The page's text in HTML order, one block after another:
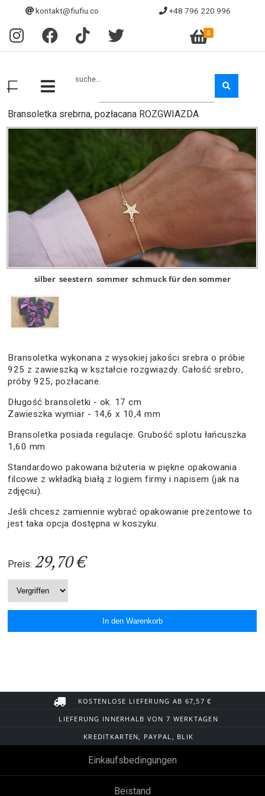
kontakt@fiufiu.co +48 796 220 996
0
suche...
Bransoletka srebrna, pozłacana ROZGWIAZDA
silber seestern sommer schmuck für den sommer
Bransoletka wykonana z wysokiej jakości srebra o próbie
925 z zawieszką w kształcie rozgwiazdy. Całość srebro,
próby 925, pozłacane.
Długość bransoletki - ok. 17 cm
Zawieszka wymiar - 14,6 x 10,4 mm
Bransoletka posiada regulacje. Grubość splotu łańcuszka
1,60 mm
Standardowo pakowana biżuteria w piękne opakowania
filcowe z wkładką białą z logiem firmy i napisem (jak na
zdjęciu).
Jeśli chcesz zamiennie wybrać opakowanie prezentowe to
jest taka opcja dostępna w koszyku.
Preis: 29,70 €
KOSTENLOSE LIEFERUNG AB 67,57 €
LIEFERUNG INNERHALB VON 7 WERKTAGEN
KREDITKARTEN, PAYPAL, BLIK
Einkaufsbedingungen
Beistand